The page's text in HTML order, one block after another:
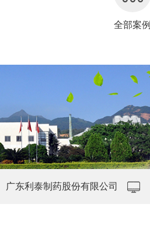
全部案例
广东利泰制药股份有限公司